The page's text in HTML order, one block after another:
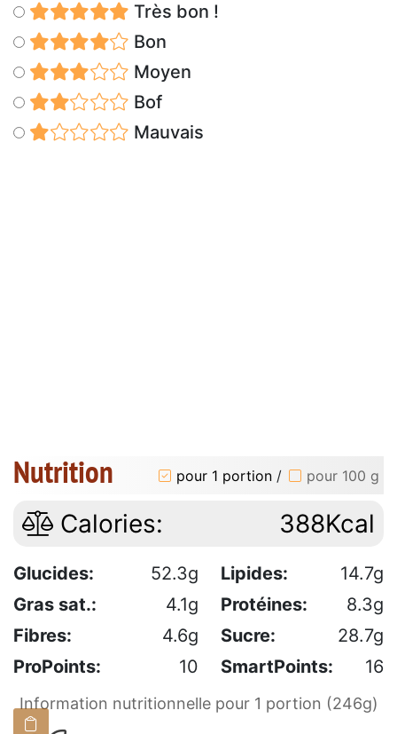
Très bon !
Bon
Moyen
Bof
Mauvais
Nutrition pour 1 portion / pour 100 g
Calories: 388Kcal
Glucides: 52.3g Lipides:
14.7g
Gras sat.:
4.1g Protéines:
8.3g
Fibres:
4.6g Sucre:
28.7g
ProPoints:
10 SmartPoints: 16
Information nutritionnelle pour 1 portion (246g)